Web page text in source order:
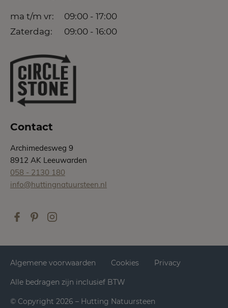
ma t/m vr:
09:00 - 17:00
Zaterdag:
09:00 - 16:00
Contact
Archimedesweg 9
8912 AK Leeuwarden
058 - 2130 180
info@huttingnatuursteen.nl
© Copyright 2026 – Hutting Natuursteen
Alle bedragen zijn inclusief BTW
Algemene voorwaarden Cookies Privacy